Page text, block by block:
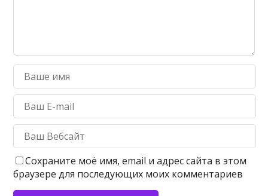
Сохраните моё имя, email и адрес сайта в этом
браузере для последующих моих комментариев